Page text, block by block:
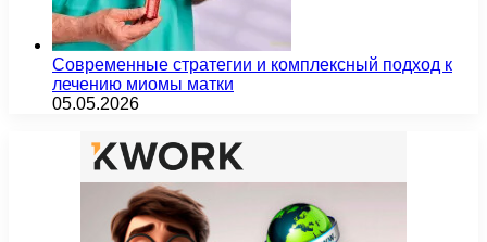
Современные стратегии и комплексный подход к
лечению миомы матки
05.05.2026